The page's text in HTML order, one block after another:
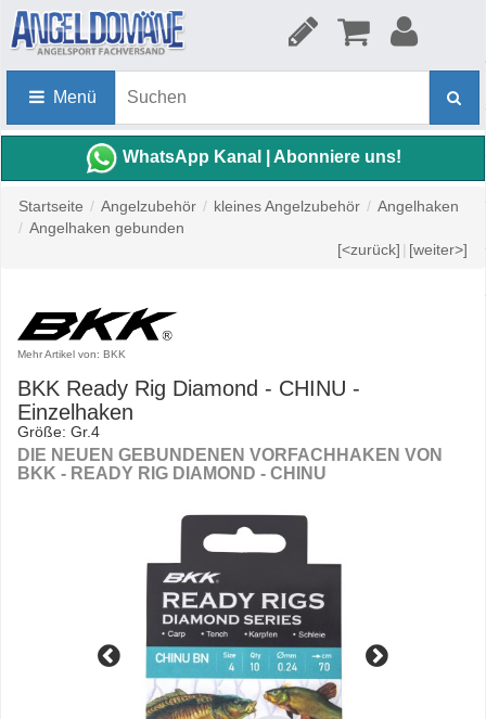
Menü
WhatsApp Kanal | Abonniere uns!
Startseite / Angelzubehör / kleines Angelzubehör / Angelhaken
/ Angelhaken gebunden
[<zurück] | [weiter>]
Mehr Artikel von: BKK
BKK Ready Rig Diamond - CHINU -
Einzelhaken
Größe: Gr.4
DIE NEUEN GEBUNDENEN VORFACHHAKEN VON
BKK - READY RIG DIAMOND - CHINU